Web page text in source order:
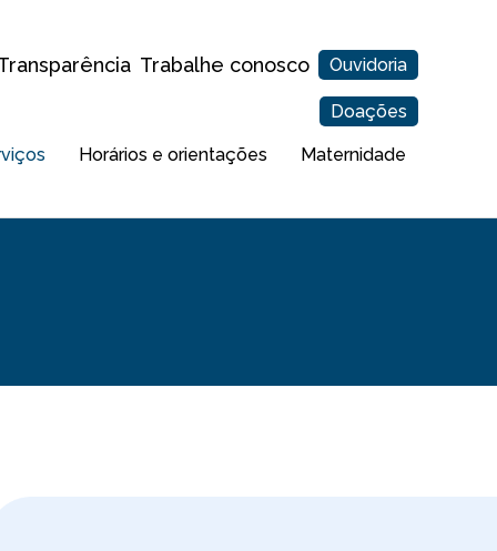
Trabalhe conosco Ouvidoria
Doações
Horários e orientações Maternidade